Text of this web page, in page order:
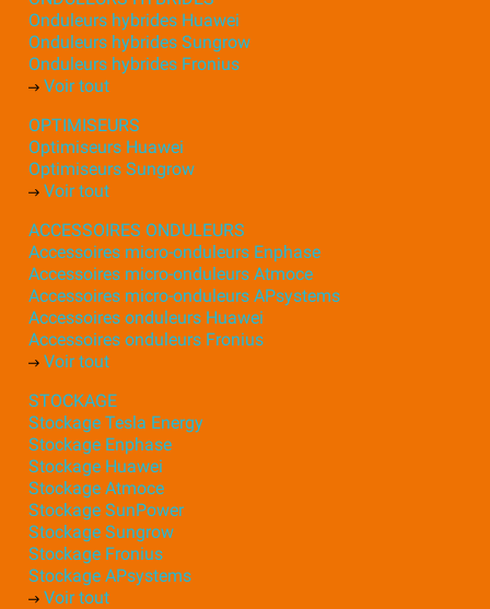
Onduleurs hybrides Huawei
Onduleurs hybrides Sungrow
Onduleurs hybrides Fronius
Voir tout
OPTIMISEURS
Optimiseurs Huawei
Optimiseurs Sungrow
Voir tout
ACCESSOIRES ONDULEURS
Accessoires micro-onduleurs Enphase
Accessoires micro-onduleurs Atmoce
Accessoires micro-onduleurs APsystems
Accessoires onduleurs Huawei
Accessoires onduleurs Fronius
Voir tout
STOCKAGE
Stockage Tesla Energy
Stockage Enphase
Stockage Huawei
Stockage Atmoce
Stockage SunPower
Stockage Sungrow
Stockage Fronius
Stockage APsystems
Voir tout